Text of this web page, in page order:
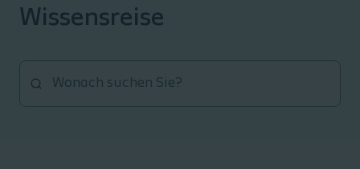
Wissensreise ​